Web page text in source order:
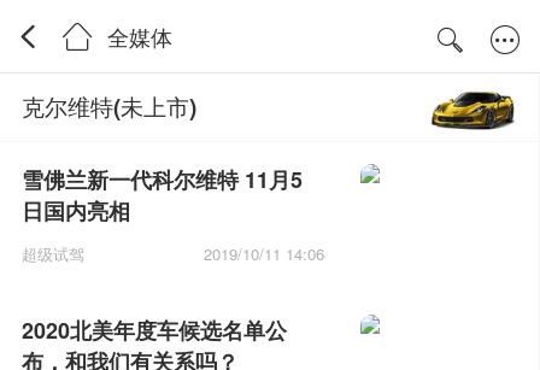
全媒体
克尔维特(未上市)
雪佛兰新一代科尔维特 11月5
日国内亮相
超级试驾 2019/10/11 14:06
2020北美年度车候选名单公
布，和我们有关系吗？